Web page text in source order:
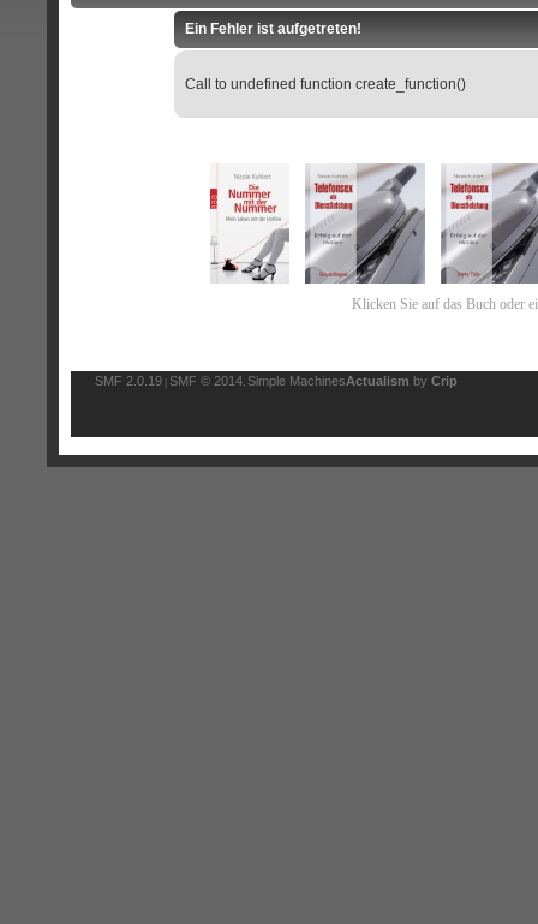
Ein Fehler ist aufgetreten!
Call to undefined function create_function()
Klicken Sie auf das Buch oder
SMF 2.0.19 | SMF © 2014 Simple MachinesActualism by Crip